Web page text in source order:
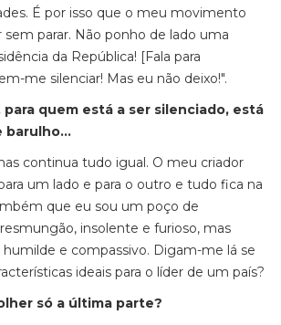
É por isso que o meu movimento
sem parar. Não ponho de lado uma
da República! [Fala para
me silenciar! Mas eu não deixo!".
quem está a ser silenciado, está
barulho…
continua tudo igual. O meu criador
um lado e para o outro e tudo fica na
que eu sou um poço de
insolente e furioso, mas
e compassivo. Digam-me lá se
ideais para o líder de um país?
só a última parte?